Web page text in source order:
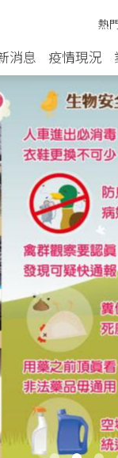
熱
消息 疫情現況